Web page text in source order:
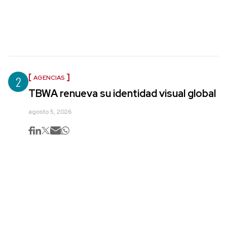
2 AGENCIAS
TBWA renueva su identidad visual global
agosto 5, 2026